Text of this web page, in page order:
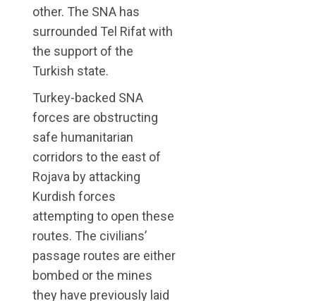
other. The SNA has
surrounded Tel Rifat with
the support of the
Turkish state.
Turkey-backed SNA
forces are obstructing
safe humanitarian
corridors to the east of
Rojava by attacking
Kurdish forces
attempting to open these
routes. The civilians’
passage routes are either
bombed or the mines
they have previously laid